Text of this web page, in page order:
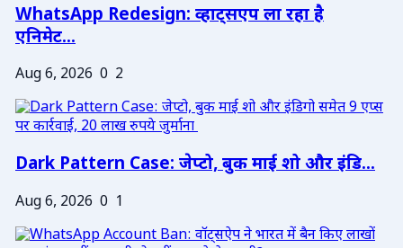
WhatsApp Redesign: व्हाट्सएप ला रहा है
एनिमेट...
Aug 6, 2026 0 2
Dark Pattern Case: जेप्टो, बुक माई शो और इंडि...
Aug 6, 2026 0 1